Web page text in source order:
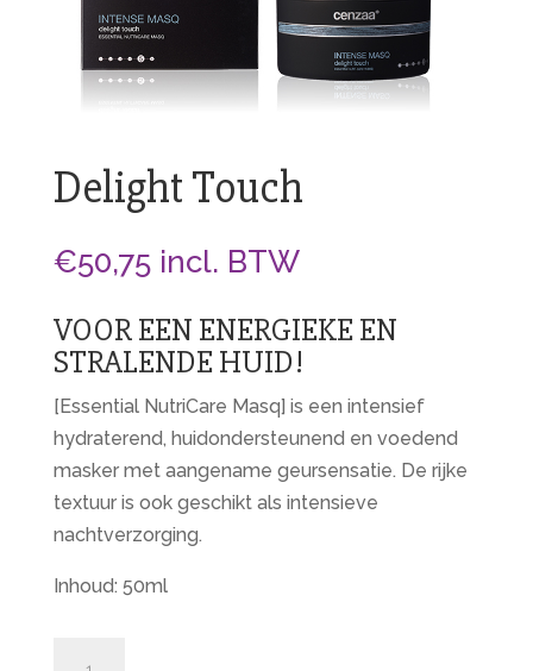
Delight Touch
€50,75 incl. BTW
VOOR EEN ENERGIEKE EN
STRALENDE HUID!
[Essential NutriCare Masq] is een intensief
hydraterend, huidondersteunend en voedend
masker met aangename geursensatie. De rijke
textuur is ook geschikt als intensieve
nachtverzorging.
Inhoud: 50ml